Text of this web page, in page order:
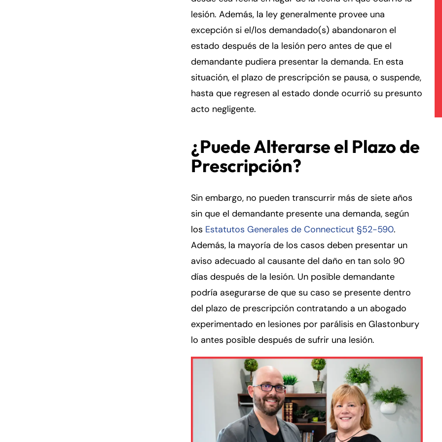
lesión. Además, la ley generalmente provee una
excepción si el/los demandado(s) abandonaron el
estado después de la lesión pero antes de que el
demandante pudiera presentar la demanda. En esta
situación, el plazo de prescripción se pausa, o suspende,
hasta que regresen al estado donde ocurrió su presunto
acto negligente.
¿Puede Alterarse el Plazo de
Prescripción?
Sin embargo, no pueden transcurrir más de siete años
sin que el demandante presente una demanda, según
los Estatutos Generales de Connecticut §52-590.
Además, la mayoría de los casos deben presentar un
aviso adecuado al causante del daño en tan solo 90
días después de la lesión. Un posible demandante
podría asegurarse de que su caso se presente dentro
del plazo de prescripción contratando a un abogado
experimentado en lesiones por parálisis en Glastonbury
lo antes posible después de sufrir una lesión.